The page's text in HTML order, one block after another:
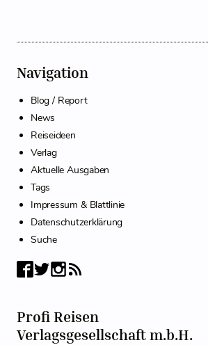
Navigation
Blog / Report
News
Reiseideen
Verlag
Aktuelle Ausgaben
Tags
Impressum & Blattlinie
Datenschutzerklärung
Suche
Profi Reisen
Verlagsgesellschaft m.b.H.